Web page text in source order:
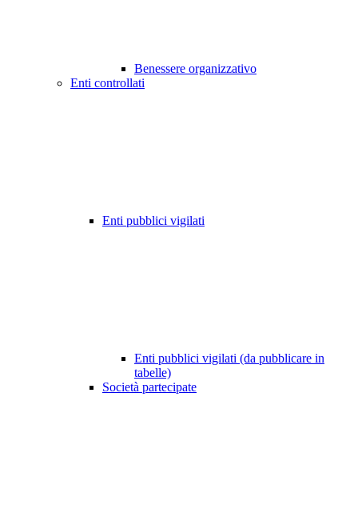
Benessere organizzativo
Enti controllati
Enti pubblici vigilati
Enti pubblici vigilati (da pubblicare in
tabelle)
Società partecipate